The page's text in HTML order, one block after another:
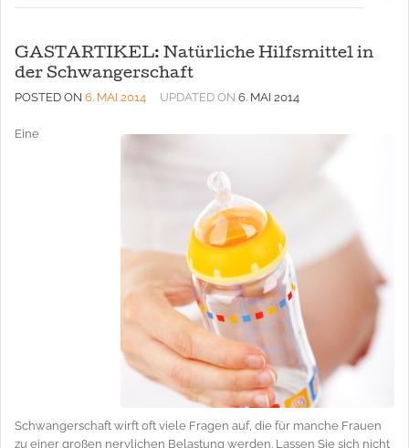
GASTARTIKEL: Natürliche Hilfsmittel in
der Schwangerschaft
POSTED ON 6. MAI 2014 UPDATED ON 6. MAI 2014
Eine
Schwangerschaft wirft oft viele Fragen auf, die für manche Frauen
zu einer großen nervlichen Belastung werden. Lassen Sie sich nicht